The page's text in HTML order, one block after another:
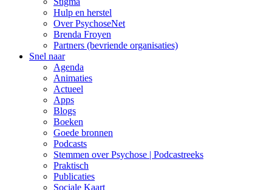
Hulp en herstel
Over PsychoseNet
Brenda Froyen
Partners (bevriende organisaties)
Snel naar
Agenda
Animaties
Actueel
Apps
Blogs
Boeken
Goede bronnen
Podcasts
Stemmen over Psychose | Podcastreeks
Praktisch
Publicaties
Sociale Kaart